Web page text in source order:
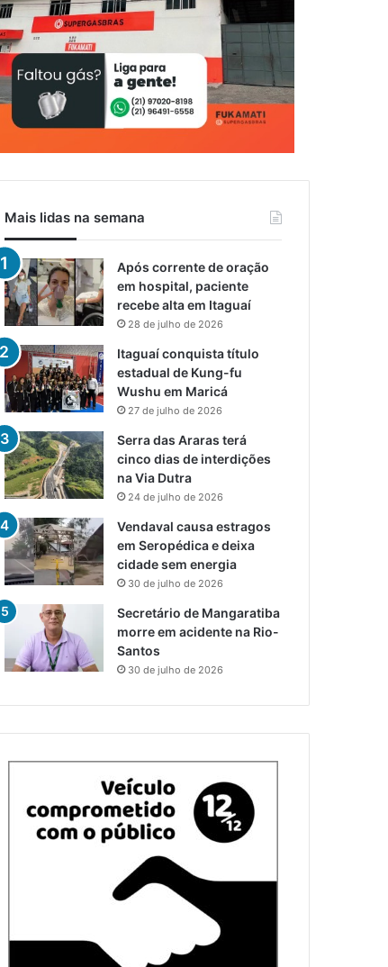
Mais lidas na semana
Após corrente de oração
em hospital, paciente
recebe alta em Itaguaí
28 de julho de 2026
Itaguaí conquista título
estadual de Kung-fu
Wushu em Maricá
27 de julho de 2026
Serra das Araras terá
cinco dias de interdições
na Via Dutra
24 de julho de 2026
Vendaval causa estragos
em Seropédica e deixa
cidade sem energia
30 de julho de 2026
Secretário de Mangaratiba
morre em acidente na Rio-
Santos
30 de julho de 2026